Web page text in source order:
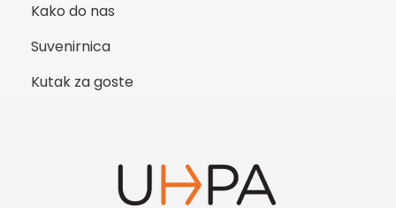
Kako do nas
Suvenirnica
Kutak za goste